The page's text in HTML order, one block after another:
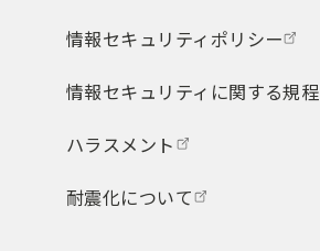
情報セキュリティポリシー
情報セキュリティに関する規程
ハラスメント
耐震化について